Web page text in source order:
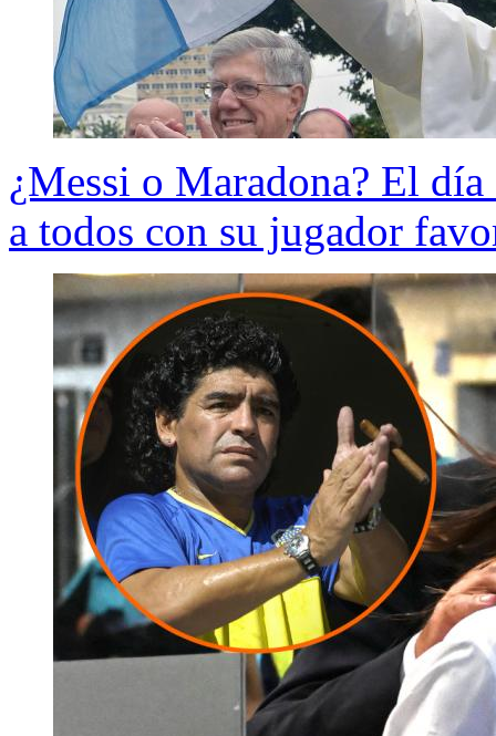
¿Messi o Maradona? El
a todos con su jugador